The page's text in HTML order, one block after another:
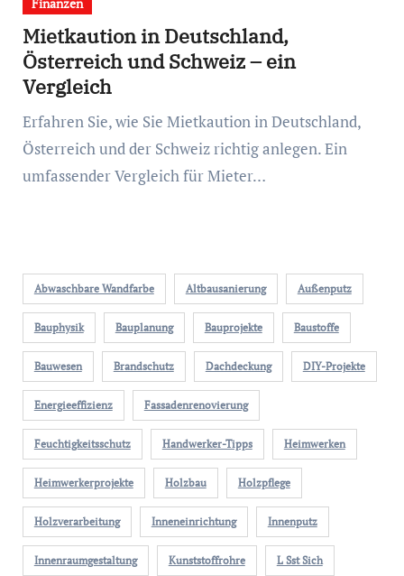
Mietkaution in Deutschland,
Österreich und Schweiz – ein
Vergleich
Erfahren Sie, wie Sie Mietkaution in Deutschland,
Österreich und der Schweiz richtig anlegen. Ein
umfassender Vergleich für Mieter…
Abwaschbare Wandfarbe Altbausanierung Außenputz
Bauphysik Bauplanung Bauprojekte Baustoffe
Bauwesen Brandschutz Dachdeckung DIY-Projekte
Energieeffizienz Fassadenrenovierung
Feuchtigkeitsschutz Handwerker-Tipps Heimwerken
Heimwerkerprojekte Holzbau Holzpflege
Holzverarbeitung Inneneinrichtung Innenputz
Innenraumgestaltung Kunststoffrohre L Sst Sich